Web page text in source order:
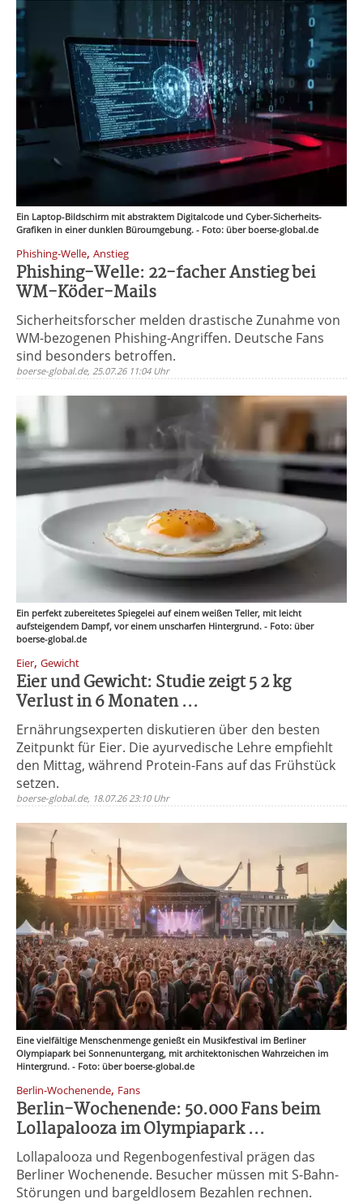
Ein Laptop-Bildschirm mit abstraktem Digitalcode und Cyber-Sicherheits-
Grafiken in einer dunklen Büroumgebung. - Foto: über boerse-global.de
Phishing-Welle, Anstieg
Phishing-Welle: 22-facher Anstieg bei
WM-Köder-Mails
Sicherheitsforscher melden drastische Zunahme von
WM-bezogenen Phishing-Angriffen. Deutsche Fans
sind besonders betroffen.
boerse-global.de, 25.07.26 11:04 Uhr
Ein perfekt zubereitetes Spiegelei auf einem weißen Teller, mit leicht
aufsteigendem Dampf, vor einem unscharfen Hintergrund. - Foto: über
boerse-global.de
Eier, Gewicht
Eier und Gewicht: Studie zeigt 5 2 kg
Verlust in 6 Monaten ...
Ernährungsexperten diskutieren über den besten
Zeitpunkt für Eier. Die ayurvedische Lehre empfiehlt
den Mittag, während Protein-Fans auf das Frühstück
setzen.
boerse-global.de, 18.07.26 23:10 Uhr
Eine vielfältige Menschenmenge genießt ein Musikfestival im Berliner
Olympiapark bei Sonnenuntergang, mit architektonischen Wahrzeichen im
Hintergrund. - Foto: über boerse-global.de
Berlin-Wochenende, Fans
Berlin-Wochenende: 50.000 Fans beim
Lollapalooza im Olympiapark ...
Lollapalooza und Regenbogenfestival prägen das
Berliner Wochenende. Besucher müssen mit S-Bahn-
Störungen und bargeldlosem Bezahlen rechnen.